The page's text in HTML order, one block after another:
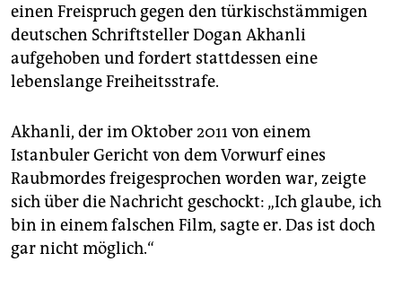
epaper login
einen Freispruch gegen den türkischstämmigen
deutschen Schriftsteller Dogan Akhanli
aufgehoben und fordert stattdessen eine
lebenslange Freiheitsstrafe.
Akhanli, der im Oktober 2011 von einem
Istanbuler Gericht von dem Vorwurf eines
Raubmordes freigesprochen worden war, zeigte
sich über die Nachricht geschockt: „Ich glaube, ich
bin in einem falschen Film, sagte er. Das ist doch
gar nicht möglich.“